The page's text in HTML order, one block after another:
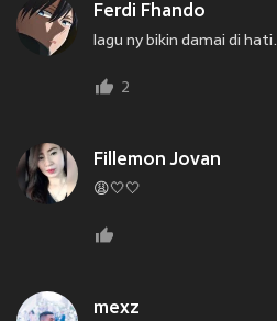
Ferdi Fhando
lagu ny bikin damai di hati.
2
Fillemon Jovan
😩🤍🤍
mexz